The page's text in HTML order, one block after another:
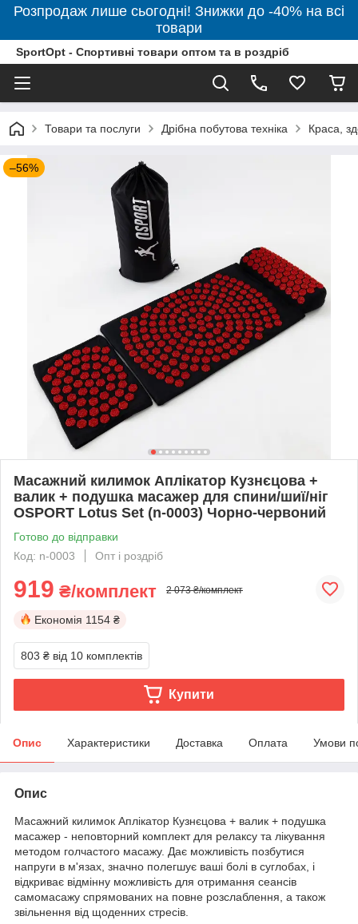
Розпродаж лише сьогодні! Знижки до -40% на всі
товари
SportOpt - Спортивні товари оптом та в роздріб
Товари та послуги Дрібна побутова техніка Краса,
–56%
Масажний килимок Аплікатор Кузнєцова +
валик + подушка масажер для спини/шиї/ніг
OSPORT Lotus Set (n-0003) Чорно-червоний
Готово до відправки
Код: n-0003
Опт і роздріб
919 ₴/комплект 2 073 ₴/комплект
Економія 1154 ₴
803 ₴ від 10 комплектів
Купити
Опис Характеристики Доставка Оплата Умови
Опис
Масажний килимок Аплікатор Кузнєцова + валик + подушка
масажер - неповторний комплект для релаксу та лікування
методом голчастого масажу. Дає можливість позбутися
напруги в м'язах, значно полегшує ваші болі в суглобах, і
відкриває відмінну можливість для отримання сеансів
самомасажу спрямованих на повне розслаблення, а також
звільнення від щоденних стресів.